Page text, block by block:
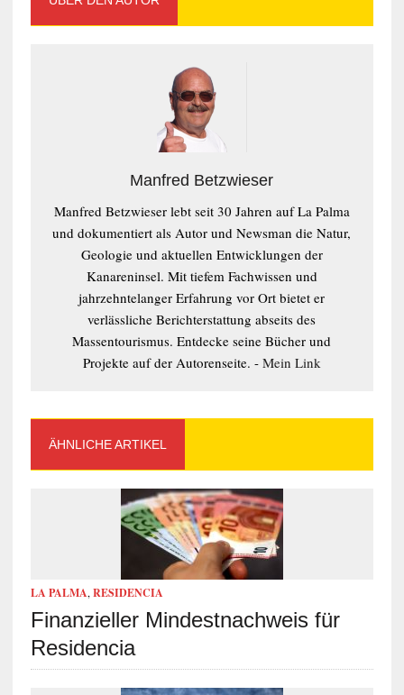
Manfred Betzwieser
Manfred Betzwieser lebt seit 30 Jahren auf La Palma
und dokumentiert als Autor und Newsman die Natur,
Geologie und aktuellen Entwicklungen der
Kanareninsel. Mit tiefem Fachwissen und
jahrzehntelanger Erfahrung vor Ort bietet er
verlässliche Berichterstattung abseits des
Massentourismus. Entdecke seine Bücher und
Projekte auf der Autorenseite. - Mein Link
ÄHNLICHE ARTIKEL
LA PALMA,RESIDENCIA
Finanzieller Mindestnachweis für
Residencia